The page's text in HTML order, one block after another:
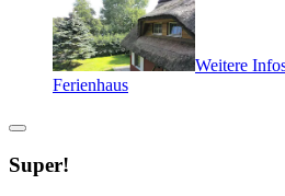
Weitere
Ferienhaus
Super!